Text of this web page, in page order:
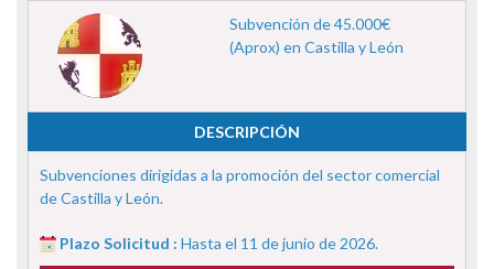
Subvención de 45.000€
(Aprox) en Castilla y León
DESCRIPCIÓN
Subvenciones dirigidas a la promoción del sector comercial
de Castilla y León.
Plazo Solicitud : Hasta el 11 de junio de 2026.